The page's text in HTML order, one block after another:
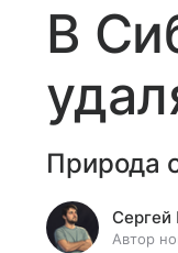
В
Природа
Сергей
Автор